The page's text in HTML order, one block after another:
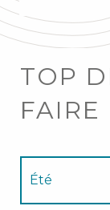
TOP
FAIRE
Été